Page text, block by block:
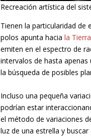
Recreación artística del
Tienen la particularidad de
polos apunta haciala Tierra
emiten en el espectro de
intervalos de hasta
la búsqueda de posibles
Incluso una pequeña
podrían estar
el método de variaciones
luz de una estrella y